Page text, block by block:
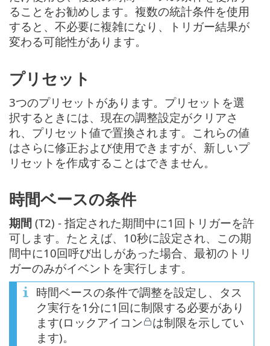
ることをお勧めします。複数の統計条件を使用
すると、不必要に複雑になり、トリガー結果が
変わる可能性があります。
プリセット
3つのプリセットがあります。プリセットを選
択するときには、現在の調整設定がクリアさ
れ、プリセット値で置換されます。これらの値
はさらに修正および使用できますが、新しいプ
リセットを作成することはできません。
時間ベースの条件
期間 (T2) - 指定された期間中に1回トリガーを許
可します。たとえば、10秒に設定され、この期
間中に10回呼び出しがあった場合、最初のトリ
ガーのみがイベントを実行します。
時間ベースの条件で調整を設定し、タス
ク実行を1分に1回に制限する必要があり
ます(ロックアイコン
は制限を示してい
ます)。